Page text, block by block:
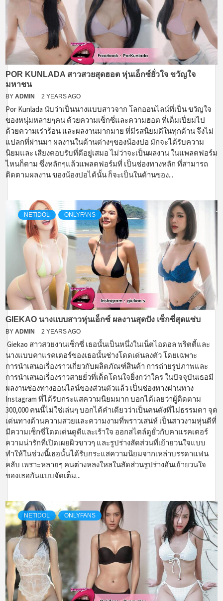
POR KUNLADA สาวสวยสุดฮอต หุ่นเอ็กซ์ยั่วใจ ขวัญใจ
มหาชน
BY ADMIN 2 YEARS AGO
Por Kunlada นับว่าเป็นนางแบบสาวจาก โลกออนไลน์ที่เป็น ขวัญใจ
ของหนุ่มหลายๆคน ด้วยความเซ็กซี่และความฮอต ที่เต็มเปี่ยมไป
ด้วยความเร่าร้อน และผลงานมากมาย ที่มีรสนิยมดีในทุกด้าน จึงไม่
แปลกที่ผ่านมา ผลงานในด้านต่างๆของน้องปอ มักจะได้รับความ
นิยมและ เสียงตอบรับที่ดีอยู่เสมอ ไม่ว่าจะเป็นผลงาน ในแพลตฟอร์ม
ไหนก็ตาม ซึ่งหลักๆแล้วแพลตฟอร์มที่ เป็นช่องทางหลัก ที่สามารถ
ติดตามผลงาน ของน้องปอได้นั้น ก็จะเป็นในด้านของ...
NETIDOL ONLYFANS
GIEKAO นางแบบสาวหุ่นเอ็กซ์ ผลงานสุดปัง เซ็กซี่สุดแซ่บ
BY ADMIN 2 YEARS AGO
Giekao สาวสวยงานเซ็กซี่ เธอนั้นเป็นหนึ่งในเน็ตไอดอล พริตตี้และ
นางแบบคาแรคเตอร์ของเธอนั้นช่างโดดเด่นลงตัว โดยเฉพาะ
การนำเสนอเรื่องราวเกี่ยวกับผลิตภัณฑ์สินค้า การถ่ายรูปภาพและ
การนำเสนอเรื่องราวสายยั่วที่เด็ดโดนใจยิ่งกว่าใคร ในปัจจุบันเธอมี
ผลงานช่องทางออนไลน์ของส่วนตัวแล้ว เป็นช่องทางผ่านทาง
Instagram ที่ได้รับกระแสความนิยมมาก บอกได้เลยว่าผู้ติดตาม
300,000 คนนี้ไม่ใช่เล่นๆ บอกได้คำเดียวว่าเป็นคนดังที่ไม่ธรรมดา จุด
เด่นทางด้านความสวยและความงามที่พราวเสน่ห์ เป็นสาวงามหุ่นดีที่
มีความเซ็กซี่โดดเด่นดูดีและเร้าใจ ออกสไตล์ดูยั่วกับคาแรคเตอร์
ความน่ารักที่เปิดเผยผิวขาวๆ และรูปร่างสัดส่วนที่เย้ายวนใจแบบ
ทำให้ในช่วงนี้เธอนั้นได้รับกระแสความนิยมจากเหล่าบรรดาแฟน
คลับ เพราะหลายๆ คนต่างหลงใหลในสัดส่วนรูปร่างอันเย้ายวนใจ
ของเธอกันแบบจัดเต็ม...
NETIDOL ONLYFANS